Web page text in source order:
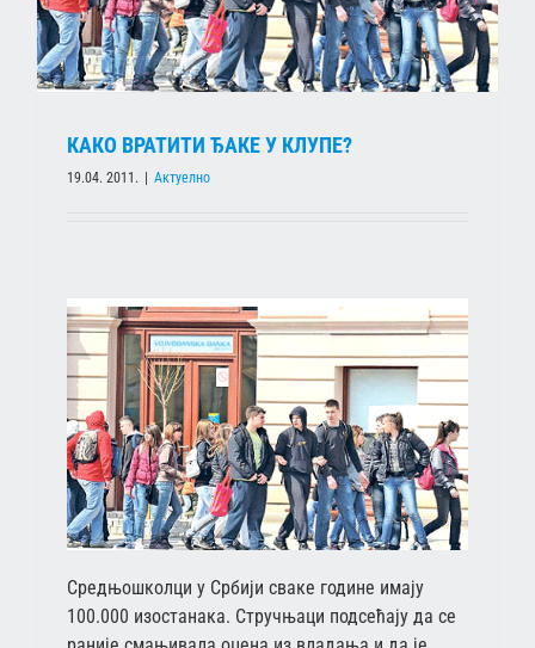
КАКО ВРАТИТИ ЂАКЕ У КЛУПЕ?
19.04. 2011. | Актуелно
Средњошколци у Србији сваке године имају
100.000 изостанака. Стручњаци подсећају да се